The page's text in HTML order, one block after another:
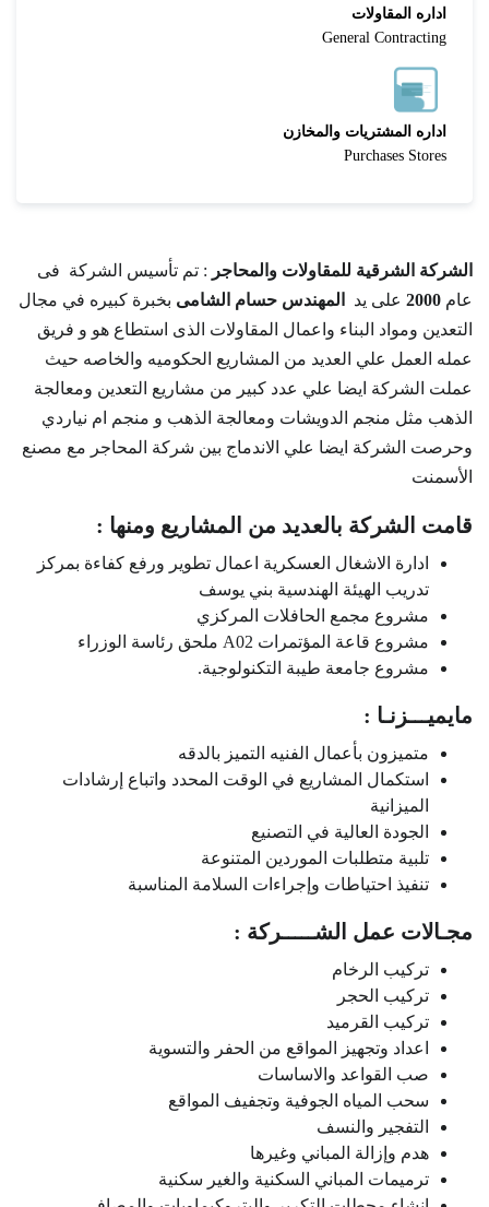
اداره المقاولات
General Contracting
اداره المشتريات والمخازن
Purchases Stores
الشركة الشرقية للمقاولات والمحاجر : تم تأسيس الشركة فى
عام 2000 على يد المهندس حسام الشامى بخبرة كبيره في مجال
التعدين ومواد البناء واعمال المقاولات الذى استطاع هو و فريق
عمله العمل علي العديد من المشاريع الحكوميه والخاصه حيث
عملت الشركة ايضا علي عدد كبير من مشاريع التعدين ومعالجة
الذهب مثل منجم الدويشات ومعالجة الذهب و منجم ام نياردي
وحرصت الشركة ايضا علي الاندماج بين شركة المحاجر مع مصنع
الأسمنت
قامت الشركة بالعديد من المشاريع ومنها :
ادارة الاشغال العسكرية اعمال تطوير ورفع كفاءة بمركز
تدريب الهيئة الهندسية بني يوسف
مشروع مجمع الحافلات المركزي
مشروع قاعة المؤتمرات A02 ملحق رئاسة الوزراء
مشروع جامعة طيبة التكنولوجية.
مايميـــزنـا :
متميزون بأعمال الفنيه التميز بالدقه
استكمال المشاريع في الوقت المحدد واتباع إرشادات
الميزانية
الجودة العالية في التصنيع
تلبية متطلبات الموردين المتنوعة
تنفيذ احتياطات وإجراءات السلامة المناسبة
مجـالات عمل الشـــــركة :
تركيب الرخام
تركيب الحجر
تركيب القرميد
اعداد وتجهيز المواقع من الحفر والتسوية
صب القواعد والاساسات
سحب المياه الجوفية وتجفيف المواقع
التفجير والنسف
هدم وإزالة المباني وغيرها
ترميمات المباني السكنية والغير سكنية